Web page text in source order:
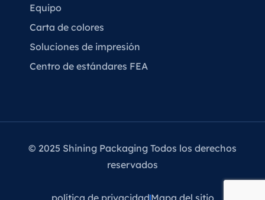
Equipo
Carta de colores
Soluciones de impresión
Centro de estándares FEA
© 2025 Shining Packaging Todos los derechos
reservados
política de privacidadMapa del sitio